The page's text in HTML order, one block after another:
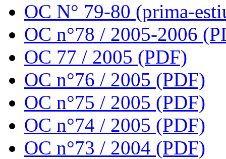
OC N° 79-80 (prima-
OC n°78 / 2005-2006
OC 77 / 2005 (PDF)
OC n°76 / 2005 (PDF)
OC n°75 / 2005 (PDF)
OC n°74 / 2005 (PDF)
OC n°73 / 2004 (PDF)